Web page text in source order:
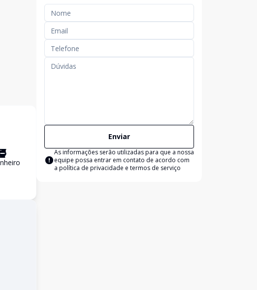
Enviar
As informações serão utilizadas para que a nossa
equipe possa entrar em contato de acordo com
a política de privacidade e termos de serviço